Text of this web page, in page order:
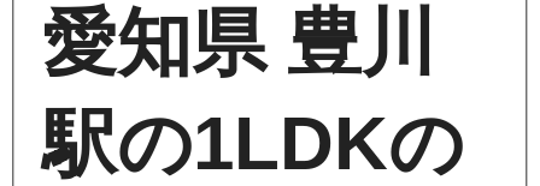
愛知県 豊川
駅の1LDKの